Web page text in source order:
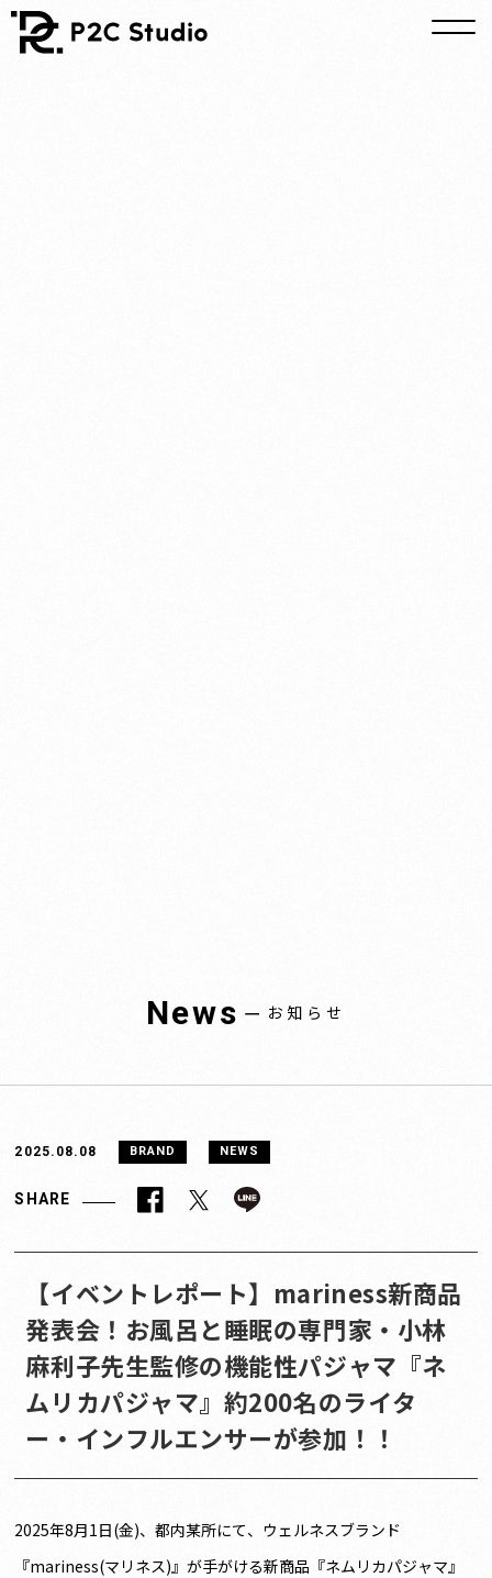
News ー お知らせ
2025.08.08 BRAND NEWS
SHARE
【イベントレポート】mariness新商品
発表会！お風呂と睡眠の専門家・小林
麻利子先生監修の機能性パジャマ『ネ
ムリカパジャマ』約200名のライタ
ー・インフルエンサーが参加！！
2025年8月1日(金)、都内某所にて、ウェルネスブランド
『mariness(マリネス)』が手がける新商品『ネムリカパジャマ』